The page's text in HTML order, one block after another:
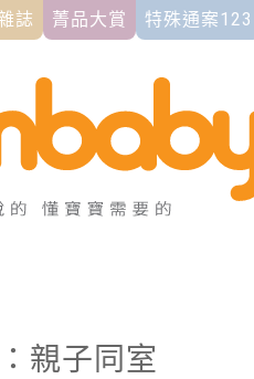
誌 菁品大賞 特殊通案123
親子同室